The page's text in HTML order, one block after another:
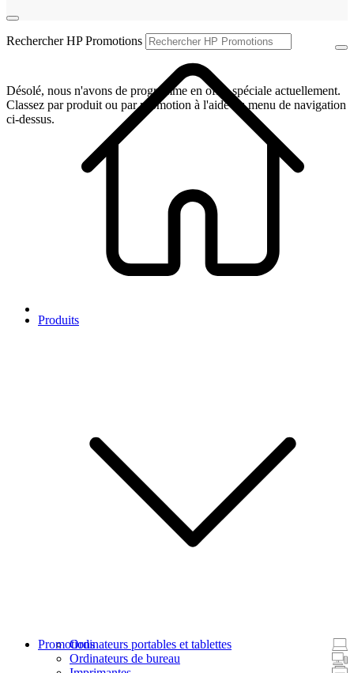
Produits
Ordinateurs portables et tablettes
Ordinateurs de bureau
Promotions
Rechercher HP Promotions
Désolé, nous n'avons de programme en offre spéciale actuellement.
Classez par produit ou par promotion à l'aide du menu de navigation
ci-dessus.